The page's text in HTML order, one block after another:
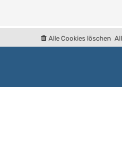
Alle Cookies löschen